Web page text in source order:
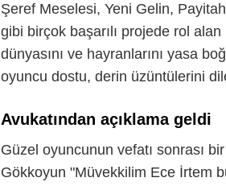
Şeref Meselesi, Yeni Gelin,
gibi birçok başarılı projede rol
dünyasını ve hayranlarını yasa
oyuncu dostu, derin üzüntülerini
Avukatından açıklama geldi
Güzel oyuncunun vefatı sonrası
Gökkoyun "Müvekkilim Ece İrtem